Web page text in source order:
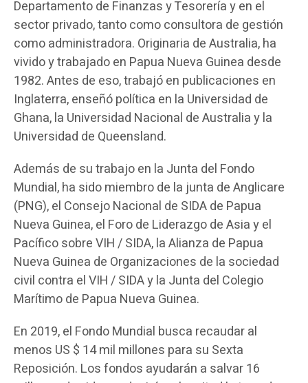
Departamento de Finanzas y Tesorería y en el
sector privado, tanto como consultora de gestión
como administradora. Originaria de Australia, ha
vivido y trabajado en Papua Nueva Guinea desde
1982. Antes de eso, trabajó en publicaciones en
Inglaterra, enseñó política en la Universidad de
Ghana, la Universidad Nacional de Australia y la
Universidad de Queensland.
Además de su trabajo en la Junta del Fondo
Mundial, ha sido miembro de la junta de Anglicare
(PNG), el Consejo Nacional de SIDA de Papua
Nueva Guinea, el Foro de Liderazgo de Asia y el
Pacífico sobre VIH / SIDA, la Alianza de Papua
Nueva Guinea de Organizaciones de la sociedad
civil contra el VIH / SIDA y la Junta del Colegio
Marítimo de Papua Nueva Guinea.
En 2019, el Fondo Mundial busca recaudar al
menos US $ 14 mil millones para su Sexta
Reposición. Los fondos ayudarán a salvar 16